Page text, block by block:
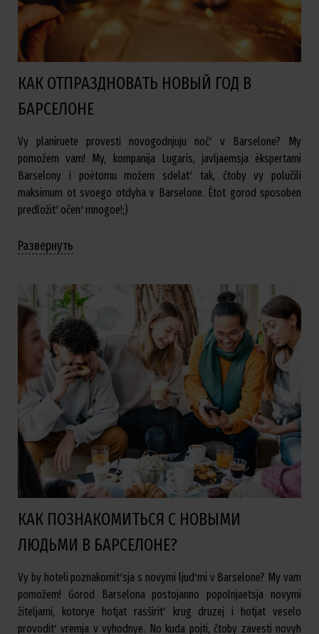
КАК ОТПРАЗДНОВАТЬ НОВЫЙ ГОД В
БАРСЕЛОНЕ
Vy planiruete provesti novogodnjuju nočʹ v Barselone? My
pomožem vam! My, kompanija Lugaris, javljaemsja èkspertami
Barselony i poètomu možem sdelatʹ tak, čtoby vy polučili
maksimum ot svoego otdyha v Barselone. Ètot gorod sposoben
predložitʹ očenʹ mnogoe!;)
Развернуть
КАК ПОЗНАКОМИТЬСЯ С НОВЫМИ
ЛЮДЬМИ В БАРСЕЛОНЕ?
Vy by hoteli poznakomitʹsja s novymi ljudʹmi v Barselone? My vam
pomožem! Gorod Barselona postojanno popolnjaetsja novymi
žiteljami, kotorye hotjat rasširitʹ krug druzej i hotjat veselo
provoditʹ vremja v vyhodnye. No kuda pojti, čtoby zavesti novyh